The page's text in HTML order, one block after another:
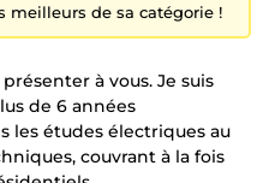
meilleurs de sa catégorie !
à vous. Je suis
de 6 années
les études électriques au
couvrant à la fois